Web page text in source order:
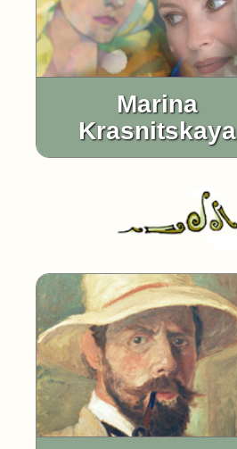
Marina
Krasnitskaya